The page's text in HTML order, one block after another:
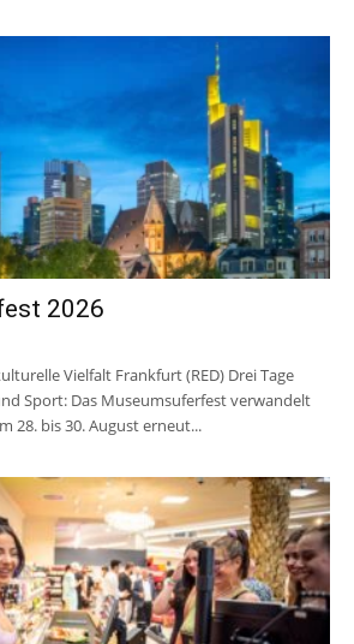
2026
Vielfalt Frankfurt (RED) Drei Tage
Sport: Das Museumsuferfest verwandelt
28. bis 30. August erneut...